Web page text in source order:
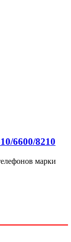
6600/8210
марки